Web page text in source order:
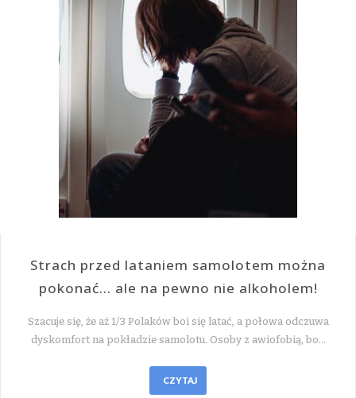
Strach przed lataniem samolotem można
pokonać… ale na pewno nie alkoholem!
Szacuje się, że aż 1/3 Polaków boi się latać, a połowa odczuwa
dyskomfort na pokładzie samolotu. Osoby z awiofobią, bo…
CZYTAJ